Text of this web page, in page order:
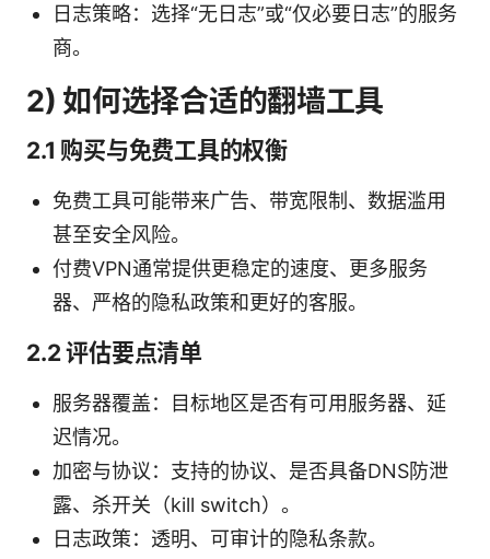
日志策略：选择“无日志”或“仅必要日志”的服务
商。
2) 如何选择合适的翻墙工具
2.1 购买与免费工具的权衡
免费工具可能带来广告、带宽限制、数据滥用
甚至安全风险。
付费VPN通常提供更稳定的速度、更多服务
器、严格的隐私政策和更好的客服。
2.2 评估要点清单
服务器覆盖：目标地区是否有可用服务器、延
迟情况。
加密与协议：支持的协议、是否具备DNS防泄
露、杀开关（kill switch）。
日志政策：透明、可审计的隐私条款。